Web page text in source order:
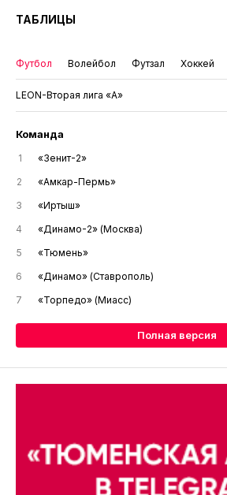
ТАБЛИЦЫ
Футбол Волейбол Футзал Хоккей
LEON-Вторая лига «А»
Команда
1 «Зенит-2»
2
«Амкар-Пермь»
3
«Иртыш»
4
«Динамо-2» (Москва)
5
«Тюмень»
6
«Динамо» (Ставрополь)
7
«Торпедо» (Миасс)
Полная версия